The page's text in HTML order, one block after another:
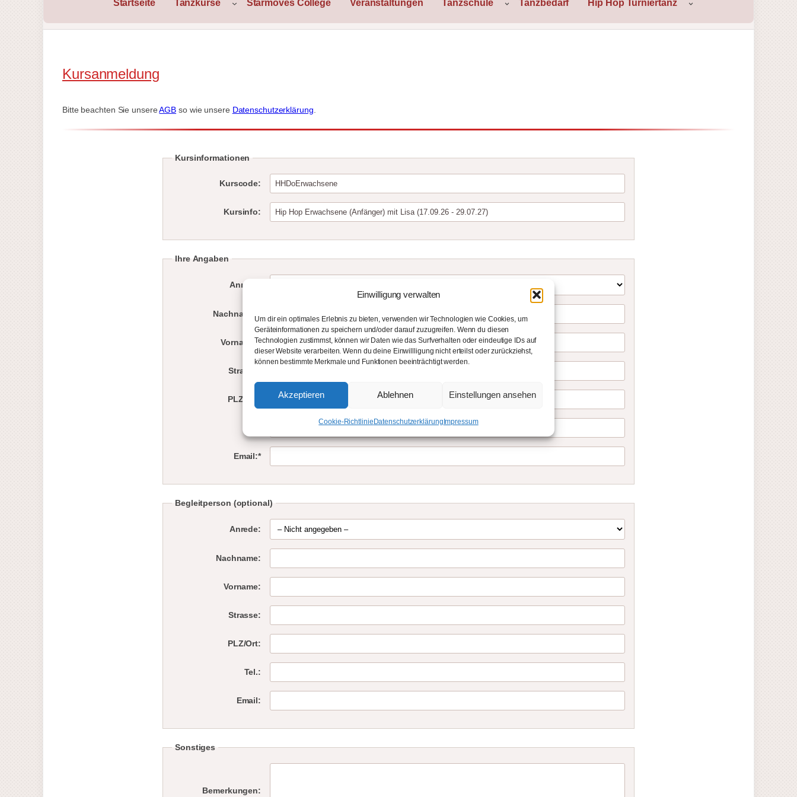
Einwilligung verwalten
Um dir ein optimales Erlebnis zu bieten, verwenden wir Technologien wie Cookies, um
Geräteinformationen zu speichern und/oder darauf zuzugreifen. Wenn du diesen
Technologien zustimmst, können wir Daten wie das Surfverhalten oder eindeutige IDs auf
dieser Website verarbeiten. Wenn du deine Einwillligung nicht erteilst oder zurückziehst,
können bestimmte Merkmale und Funktionen beeinträchtigt werden.
Akzeptieren Ablehnen Einstellungen ansehen
Cookie-RichtlinieDatenschutzerklärungImpressum
Startseite Tanzkurse Starmoves College Veranstaltungen Tanzschule Tanzbedarf Hip Hop Turniertanz
Kursanmeldung
Bitte beachten Sie unsereAGB so wie unsere Datenschutzerklärung
Kursinformationen
Kurscode:
Kursinfo:
Ihre Angaben
Anrede:
Nachname:*
Vorname:*
Strasse:
PLZ/Ort:
Email:*
Begleitperson (optional)
Anrede:
Nachname:
Vorname:
Strasse:
PLZ/Ort:
Tel.:
Email:
Sonstiges
Bemerkungen: